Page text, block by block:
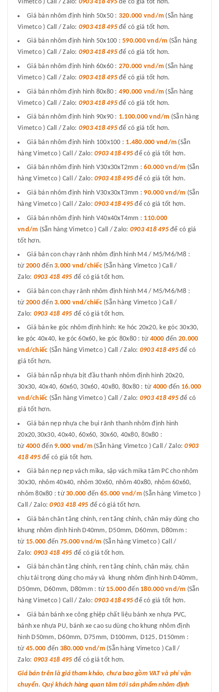
Vimetco ) Call / Zalo: 0903 418 495để có giá tốt hơn.
Giá bán nhôm định hình 50x50 : 320.000 vnd/m (Sẵn hàng
Vimetco ) Call / Zalo: 0903 418 495để có giá tốt hơn.
Giá bán nhôm định hình 50x100 : 590.000 vnd/m (Sẵn hàng
Vimetco ) Call / Zalo: 0903 418 495để có giá tốt hơn.
Giá bán nhôm định hình 60x60 : 270.000 vnd/m (Sẵn hàng
Vimetco ) Call / Zalo: 0903 418 495để có giá tốt hơn.
Giá bán nhôm định hình 80x80 : 490.000 vnd/m (Sẵn hàng
Vimetco ) Call / Zalo: 0903 418 495để có giá tốt hơn.
Giá bán nhôm định hình 90x90 : 1.100.000 vnd/m (Sẵn hàng
Vimetco ) Call / Zalo: 0903 418 495để có giá tốt hơn.
Giá bán nhôm định hình 100x100 : 1.480.000 vnd/m (Sẵn
hàng Vimetco ) Call / Zalo: 0903 418 495 để có giá tốt hơn.
Giá bán nhôm định hình V30x30xT2mm :60.000 vnd/m (Sẵn
hàng Vimetco ) Call / Zalo: 0903 418 495 để có giá tốt hơn.
Giá bán nhôm định hình V30x30xT3mm :90.000 vnd/m (Sẵn
hàng Vimetco ) Call / Zalo: 0903 418 495 để có giá tốt hơn.
Giá bán nhôm định hình V40x40xT4mm : 110.000
vnd/m (Sẵn hàng Vimetco ) Call / Zalo: 0903 418 495để có giá
tốt hơn.
Giá bán con chạy rãnh nhôm định hình M4 / M5/M6/M8 :
từ 2000đến 3.000 vnd/chiếc(Sẵn hàng Vimetco ) Call /
Zalo: 0903 418 495 để có giá tốt hơn.
Giá bán con chạy rãnh nhôm định hình M4 / M5/M6/M8 :
từ 2000đến 3.000 vnd/chiếc(Sẵn hàng Vimetco ) Call /
Zalo: 0903 418 495 để có giá tốt hơn.
Giá bán ke góc nhôm định hình: Ke hóc 20x20, ke góc 30x30,
ke góc 40x40, ke góc 60x60, ke góc 80x80 : từ 4000 đến 20.000
vnd/chiếc (Sẵn hàng Vimetco ) Call / Zalo: 0903 418 495để có
giá tốt hơn.
Giá bán nắp nhựa bịt đầu thanh nhôm định hình 20x20,
30x30, 40x40, 60x60, 30x60, 40x80, 80x80 : từ 4000 đến 16.000
vnd/chiếc (Sẵn hàng Vimetco ) Call / Zalo: 0903 418 495để có
giá tốt hơn.
Giá bán nẹp nhựa che bụi rãnh thanh nhôm định hình
20x20,30x30, 40x40, 60x60, 30x60, 40x80, 80x80 :
từ 4000đến 9.000 vnd/m(Sẵn hàng Vimetco ) Call / Zalo:0903
418 495để có giá tốt hơn.
Giá bán nẹp nẹp vách mika, sập vách mika tâm PC cho nhôm
30x30, nhôm 40x40, nhôm 30x60, nhôm 40x80, nhôm 60x60,
nhôm 80x80 : từ30.000 đến 65.000 vnd/m(Sẵn hàng Vimetco )
Call / Zalo:0903 418 495 để có giá tốt hơn.
Giá bán chân tăng chỉnh, ren tăng chỉnh, chân máy dùng cho
khung nhôm định hình D40mm, D50mm, D60mm, D80mm :
từ 15.000 đến 75.000 vnd/m (Sẵn hàng Vimetco ) Call /
Zalo: 0903 418 495 để có giá tốt hơn.
Giá bán chân tăng chỉnh, ren tăng chỉnh, chân máy, chân
chịu tải trọng dùng cho máy và khung nhôm định hình D40mm,
D50mm, D60mm, D80mm : từ 15.000đến 180.000 vnd/m (Sẵn
hàng Vimetco ) Call / Zalo: 0903 418 495 để có giá tốt hơn.
Giá bán bánh xe công ghiệp chất liệu bánh xe nhựa PVC,
bánh xe nhựa PU, bánh xe cao su dùng cho khung nhôm định
hình D50mm, D60mm, D75mm, D100mm, D125, D150mm :
từ 45.000 đến 380.000 vnd/m(Sẵn hàng Vimetco ) Call /
Zalo: 0903 418 495 để có giá tốt hơn.
Giá bán trên là giá tham khảo, chưa bao gồm VAT và phí vận
chuyển. Quý khách hàng quan tâm tới sản phẩm nhôm định